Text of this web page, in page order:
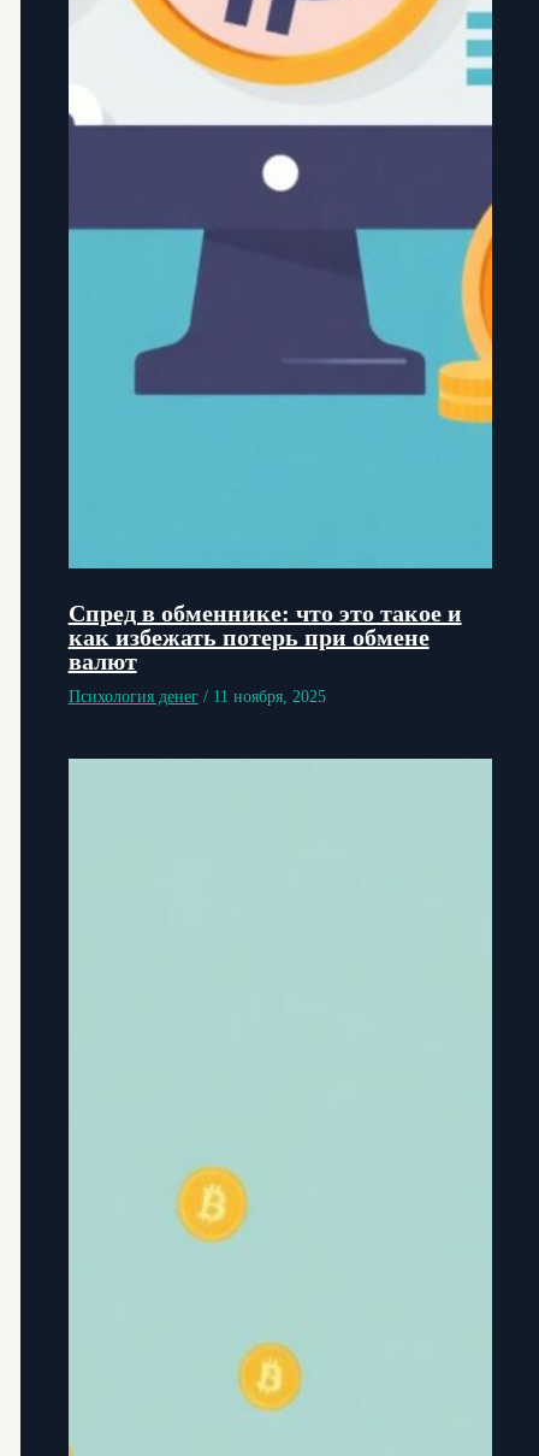
Спред в обменнике: что это такое и
как избежать потерь при обмене
валют
Психология денег/ 11 ноября, 2025